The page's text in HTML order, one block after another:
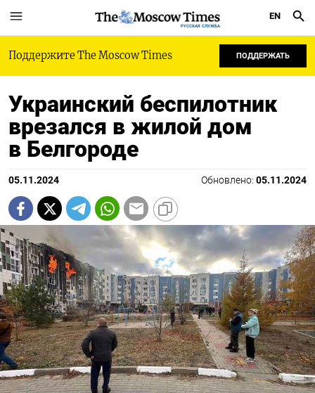
РУССКАЯ СЛУЖБА
EN
Поддержите The Moscow Times ПОДДЕРЖАТЬ
Украинский беспилотник
врезался в жилой дом
в Белгороде
05.11.2024 Обновлено: 05.11.2024